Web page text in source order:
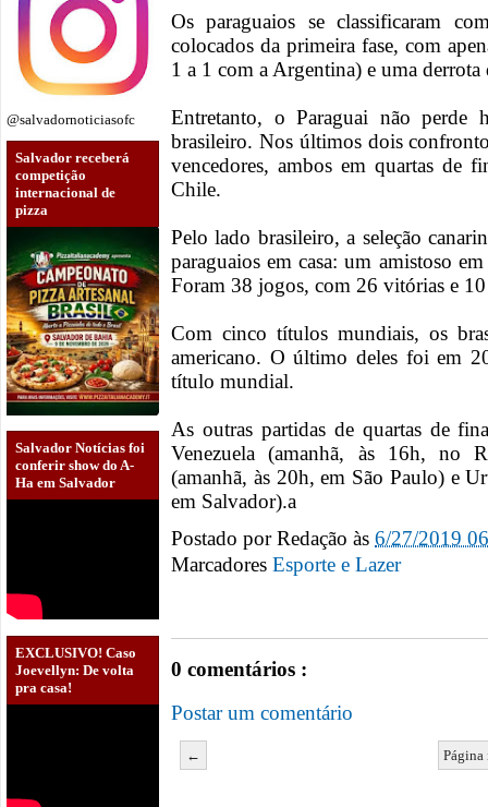
@salvadornoticiasofc
Salvador receberá
competição
internacional de
pizza
Salvador Notícias foi
conferir show do A-
Ha em Salvador
EXCLUSIVO! Caso
Joevellyn: De volta
pra casa!
Os paraguaios se classificaram
colocados da primeira fase, com
1 a 1 com a Argentina) e uma
Entretanto, o Paraguai não perde
brasileiro. Nos últimos dois
vencedores, ambos em quartas de
Chile.
Pelo lado brasileiro, a seleção
paraguaios em casa: um amistoso
Foram 38 jogos, com 26 vitórias e
Com cinco títulos mundiais, os
americano. O último deles foi em
título mundial.
As outras partidas de quartas de
Venezuela (amanhã, às 16h, no
(amanhã, às 20h, em São Paulo) e
em Salvador).a
Postado porRedação às 6/27/2019
Marcadores Esporte e Lazer
0 comentários :
Postar um comentário
←